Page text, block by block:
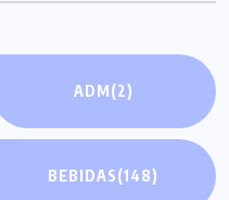
ADM(2)
BEBIDAS(148)